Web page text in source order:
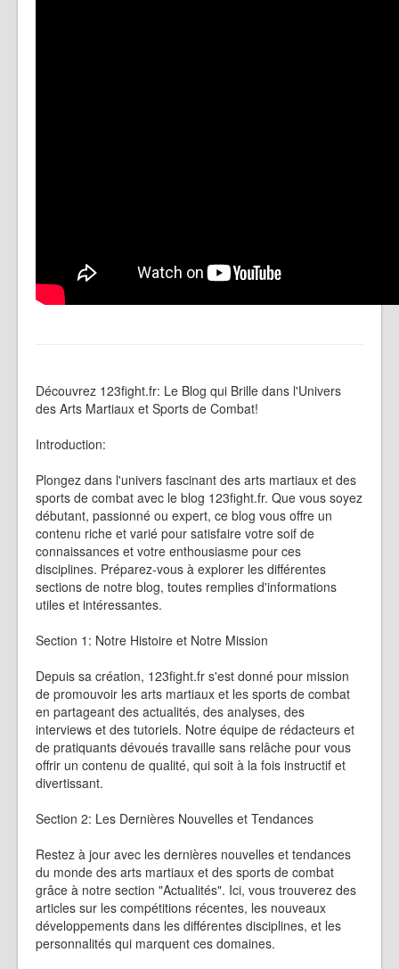
Découvrez 123fight.fr: Le Blog qui Brille dans l'Univers
des Arts Martiaux et Sports de Combat!
Introduction:
Plongez dans l'univers fascinant des arts martiaux et des
sports de combat avec le blog 123fight.fr. Que vous soyez
débutant, passionné ou expert, ce blog vous offre un
contenu riche et varié pour satisfaire votre soif de
connaissances et votre enthousiasme pour ces
disciplines. Préparez-vous à explorer les différentes
sections de notre blog, toutes remplies d'informations
utiles et intéressantes.
Section 1: Notre Histoire et Notre Mission
Depuis sa création, 123fight.fr s'est donné pour mission
de promouvoir les arts martiaux et les sports de combat
en partageant des actualités, des analyses, des
interviews et des tutoriels. Notre équipe de rédacteurs et
de pratiquants dévoués travaille sans relâche pour vous
offrir un contenu de qualité, qui soit à la fois instructif et
divertissant.
Section 2: Les Dernières Nouvelles et Tendances
Restez à jour avec les dernières nouvelles et tendances
du monde des arts martiaux et des sports de combat
grâce à notre section "Actualités". Ici, vous trouverez des
articles sur les compétitions récentes, les nouveaux
développements dans les différentes disciplines, et les
personnalités qui marquent ces domaines.